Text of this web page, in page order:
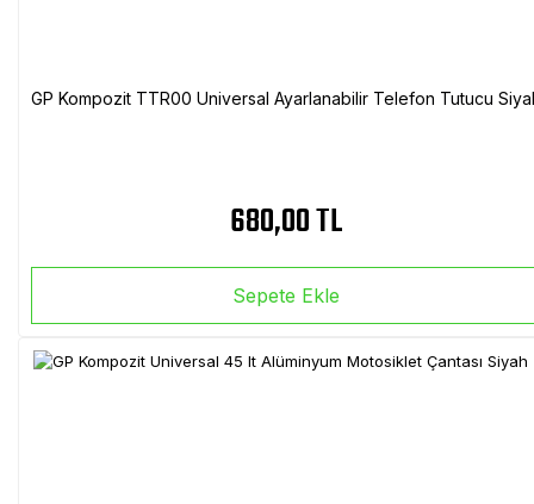
GP Kompozit TTR00 Universal Ayarlanabilir Telefon Tutucu
680,00 TL
Sepete Ekle